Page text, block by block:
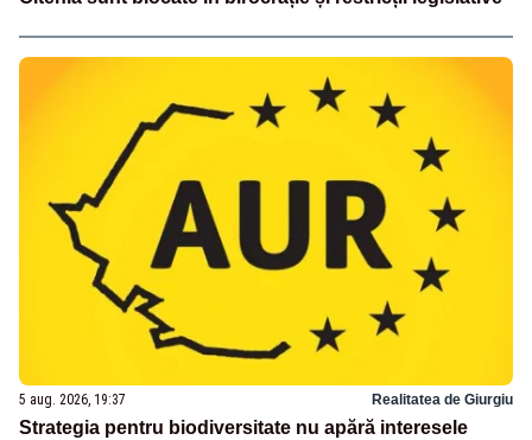
5 aug. 2026, 19:37 Realitatea de Giurgiu
Strategia pentru biodiversitate nu apără interesele